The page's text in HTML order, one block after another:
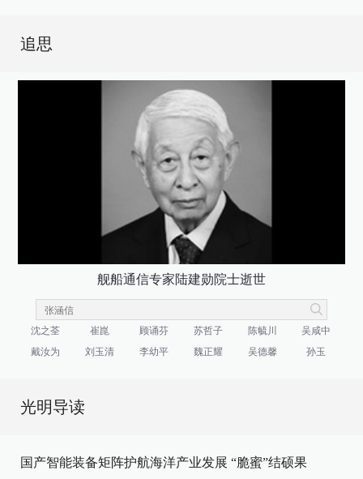
追思
舰船通信专家陆建勋院士逝世
沈之荃 崔崑 顾诵芬 苏哲子 陈毓川
吴咸中
戴汝为
刘玉清 李幼平 魏正耀 吴德馨 孙玉
光明导读
国产智能装备矩阵护航海洋产业发展 “脆蜜”结硕果